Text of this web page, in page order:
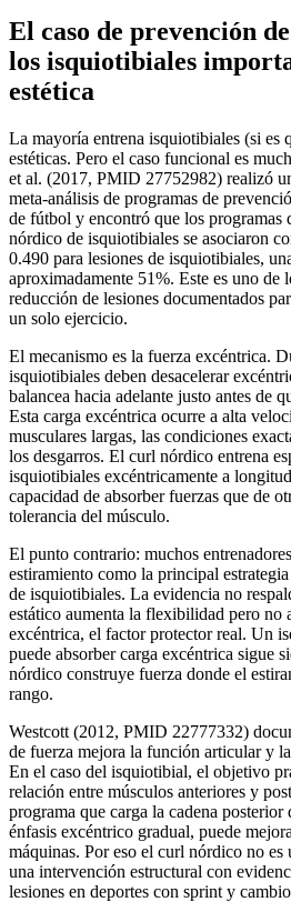
El caso de prevención
los isquiotibiales
estética
La mayoría entrena isquiotibiales (si es
estéticas. Pero el caso funcional es
et al. (2017, PMID 27752982) realizó
meta-análisis de programas de
de fútbol y encontró que los programas
nórdico de isquiotibiales se asociaron
0.490 para lesiones de isquiotibiales,
aproximadamente 51%. Este es uno de
reducción de lesiones documentados
un solo ejercicio.
El mecanismo es la fuerza excéntrica.
isquiotibiales deben desacelerar
balancea hacia adelante justo antes de
Esta carga excéntrica ocurre a alta
musculares largas, las condiciones
los desgarros. El curl nórdico entrena
isquiotibiales excéntricamente a
capacidad de absorber fuerzas que de
tolerancia del músculo.
El punto contrario: muchos
estiramiento como la principal
de isquiotibiales. La evidencia no
estático aumenta la flexibilidad pero no
excéntrica, el factor protector real. Un
puede absorber carga excéntrica sigue
nórdico construye fuerza donde el
rango.
Westcott (2012, PMID 22777332)
de fuerza mejora la función articular y
En el caso del isquiotibial, el objetivo
relación entre músculos anteriores y
programa que carga la cadena posterior
énfasis excéntrico gradual, puede
máquinas. Por eso el curl nórdico no es
una intervención estructural con
lesiones en deportes con sprint y